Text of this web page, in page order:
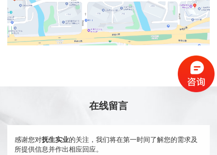
在线留言
感谢您对抚生实业的关注，我们将在第一时间了解您的需求及
所提供信息并作出相应回应。